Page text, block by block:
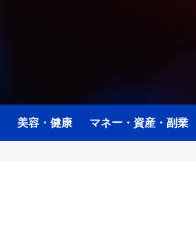
美容・健康 マネー・資産・副業